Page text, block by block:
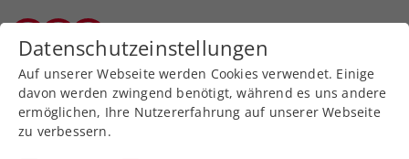
Zurück zur Newsübersicht
Turniere
Datenschutzeinstellungen
Auf unserer Webseite werden Cookies verwendet. Einige
davon werden zwingend benötigt, während es uns andere
ermöglichen, Ihre Nutzererfahrung auf unserer Webseite
zu verbessern.